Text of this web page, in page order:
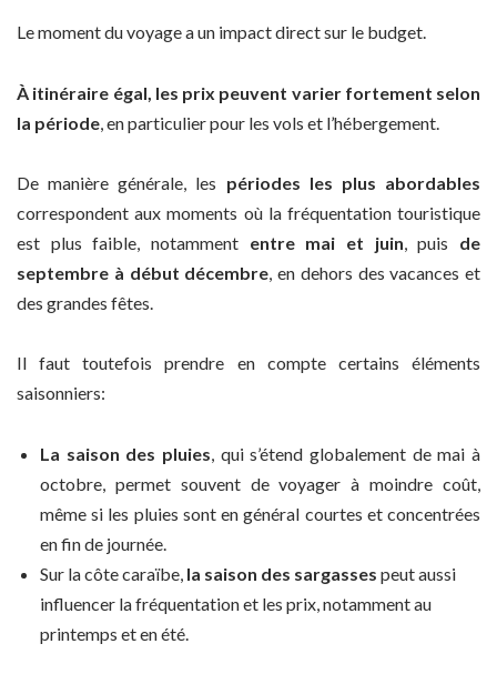
Le moment du voyage a un impact direct sur le budget.
À itinéraire égal, les prix peuvent varier fortement selon
la période , en particulier pour les vols et l’hébergement.
De manière générale, les périodes les plus abordables
correspondent aux moments où la fréquentation touristique
est plus faible, notamment entre mai et juin, puis de
septembre à début décembre, en dehors des vacances et
des grandes fêtes.
Il faut toutefois prendre en compte certains éléments
saisonniers:
La saison des pluies , qui s’étend globalement de mai à
octobre, permet souvent de voyager à moindre coût,
même si les pluies sont en général courtes et concentrées
en fin de journée.
Sur la côte caraïbe, la saison des sargasses peut aussi
influencer la fréquentation et les prix, notamment au
printemps et en été.